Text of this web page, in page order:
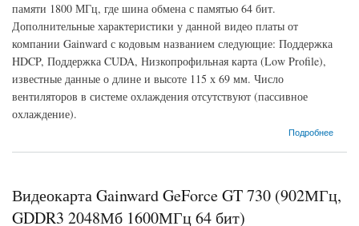
памяти 1800 МГц, где шина обмена с памятью 64 бит.
Дополнительные характеристики у данной видео платы от
компании Gainward с кодовым названием следующие: Поддержка
HDCP, Поддержка CUDA, Низкопрофильная карта (Low Profile),
известные данные о длине и высоте 115 х 69 мм. Число
вентиляторов в системе охлаждения отсутствуют (пассивное
охлаждение).
Подробнее
о Видеокарта Gainward GeForce GT 730 (902МГц, GDDR3 1024Мб 1800МГц 64 бит)
Видеокарта Gainward GeForce GT 730 (902МГц,
GDDR3 2048Мб 1600МГц 64 бит)